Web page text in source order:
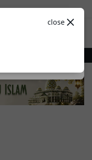
Perkuat Sinergi
close